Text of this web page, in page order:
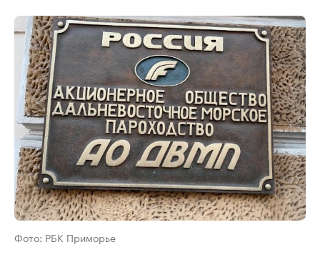
Фото: РБК Приморье